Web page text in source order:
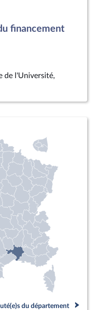
financement
de l'Université,
du département